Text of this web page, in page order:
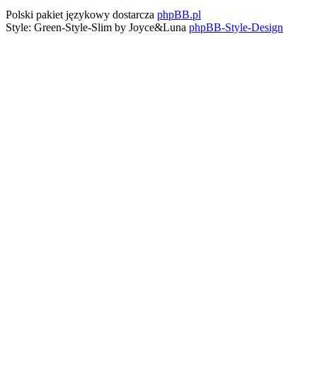
Polski pakiet językowy dostarcza phpBB.pl
Style: Green-Style-Slim by Joyce&Luna phpBB-Style-Design